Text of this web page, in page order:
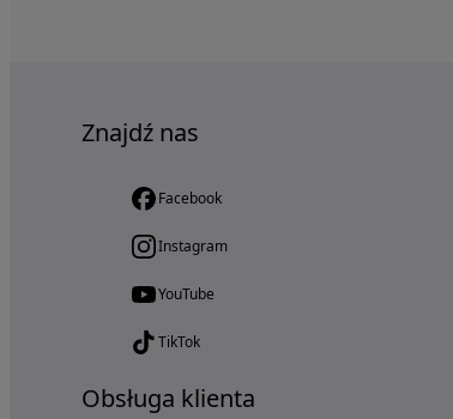
Znajdź nas
Facebook
Instagram
YouTube
TikTok
Obsługa klienta